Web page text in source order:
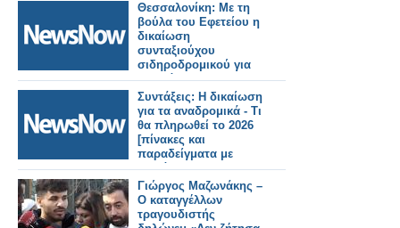
Θεσσαλονίκη: Με τη
βούλα του Εφετείου η
δικαίωση
συνταξιούχου
σιδηροδρομικού για
το σκάνδαλο των
θυρίδων.
Συντάξεις: Η δικαίωση
για τα αναδρομικά - Τι
θα πληρωθεί το 2026
[πίνακες και
παραδείγματα με
ποσά]
Γιώργος Μαζωνάκης –
Ο καταγγέλλων
τραγουδιστής